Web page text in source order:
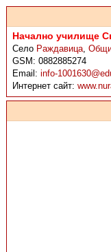
Начално училище
Село Раждавица,
GSM:0882885274
Email:info-
Интернет сайт: